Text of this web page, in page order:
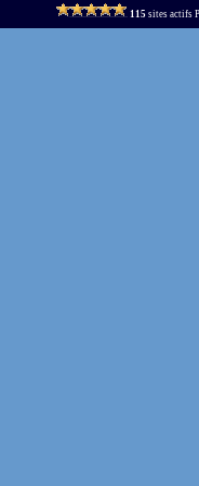
115 sites actifs